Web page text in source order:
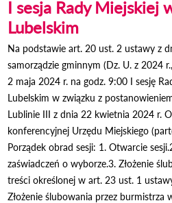
I sesja Rady Miejskiej
Lubelskim
Na podstawie art. 20 ust. 2 ustawy z
samorządzie gminnym (Dz. U. z 2024
2 maja 2024 r. na godz. 9:00 I sesję
Lubelskim w związku z
Lublinie III z dnia 22 kwietnia 2024 r.
konferencyjnej Urzędu Miejskiego
Porządek obrad sesji: 1. Otwarcie
zaświadczeń o wyborze.3. Złożenie
treści określonej w art. 23 ust. 1
Złożenie ślubowania przez burmistrza